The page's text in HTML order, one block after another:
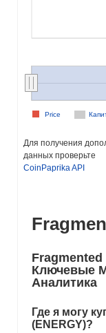
Price
Для получения
данных проверьте
CoinPaprika API
Fragmented
Ключевые
Аналитика
Где я могу
(ENERGY)?